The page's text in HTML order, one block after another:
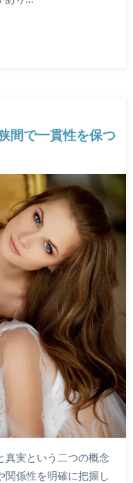
間で一貫性を保つ
真実という二つの概念
関係性を明確に把握し